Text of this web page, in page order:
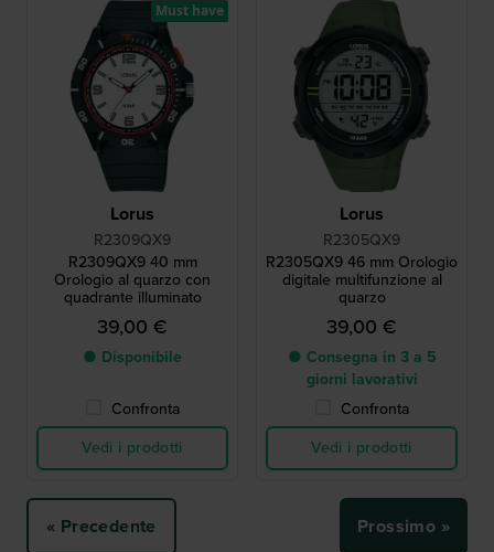
Lorus
R2309QX9
R2309QX9 40 mm
Orologio al quarzo con
quadrante illuminato
39,00 €
● Disponibile
Confronta
Vedi i prodotti
Must have
Lorus
R2305QX9
R2305QX9 46 mm Orologio
digitale multifunzione al
quarzo
39,00 €
● Consegna in 3 a 5
giorni lavorativi
Confronta
Vedi i prodotti
« Precedente Prossimo »